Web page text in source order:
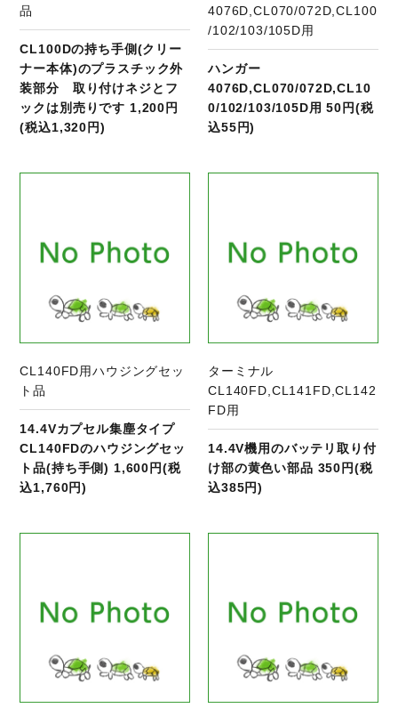
品
CL100Dの持ち手側(クリー
ナー本体)のプラスチック外
装部分 取り付けネジとフ
ックは別売りです 1,200円
(税込1,320円)
4076D,CL070/072D,CL100
/102/103/105D用
ハンガー
4076D,CL070/072D,CL10
0/102/103/105D用 50円(税
込55円)
CL140FD用ハウジングセッ
ト品
14.4Vカプセル集塵タイプ
CL140FDのハウジングセッ
ト品(持ち手側) 1,600円(税
込1,760円)
ターミナル
CL140FD,CL141FD,CL142
FD用
14.4V機用のバッテリ取り付
け部の黄色い部品 350円(税
込385円)